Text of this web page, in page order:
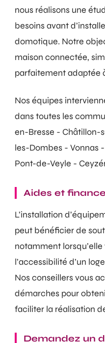
nous réalisons une
besoins avant
domotique. Notre
maison connectée,
parfaitement adaptée
Nos équipes
dans toutes les
en-Bresse - Châtillon-
les-Dombes - Vonnas
Pont-de-Veyle -
Aides et
L’installation
peut bénéficier de
notamment
l’accessibilité d’un
Nos conseillers vous
démarches pour
faciliter la réalisation
Demandez un